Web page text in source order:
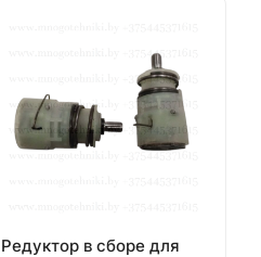
Редуктор в сборе для